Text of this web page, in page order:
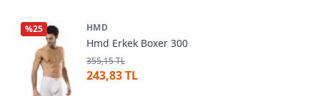
%25 HMD
Hmd Erkek Boxer 300
355,15 TL
243,83 TL